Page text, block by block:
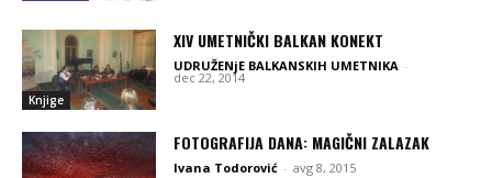
Knjige
XIV UMETNIČKI BALKAN KONEKT
UDRUŽENjE BALKANSKIH UMETNIKA -
dec 22, 2014
FOTOGRAFIJA DANA: MAGIČNI ZALAZAK
Ivana Todorović - avg 8, 2015